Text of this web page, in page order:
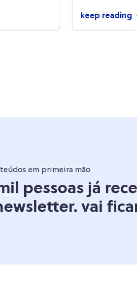
keep reading
em primeira mão
pessoas já
vai